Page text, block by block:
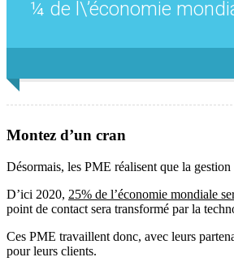
¼ de l\’économie
Montez d’un cran
Désormais, les PME réalisent que la
D’ici 2020, 25% de l’économie mondiale
point de contact sera transformé par la
Ces PME travaillent donc, avec leurs
pour leurs clients.